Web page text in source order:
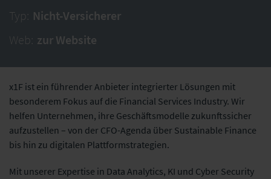
Typ: Nicht-Versicherer
Web: zur Website
x1F ist ein führender Anbieter integrierter Lösungen mit
besonderem Fokus auf die Financial Services Industry. Wir
helfen Unternehmen, ihre Geschäftsmodelle zukunftssicher
aufzustellen – von der CFO-Agenda über Sustainable Finance
bis hin zu digitalen Plattformstrategien.
Mit unserer Expertise in Data Analytics, KI und Cyber Security